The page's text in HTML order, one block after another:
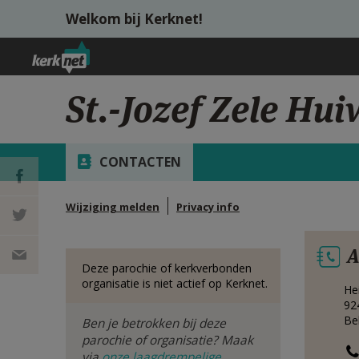
Overslaan en naar de inhoud gaan
Welkom bij Kerknet!
St.-Jozef Zele
CONTACTEN
Wijziging melden Privacy info
DEEL OP
FACEBOOK
DEEL OP
Deze parochie of kerkverbonden
organisatie is niet actief op Kerknet.
Ben je betrokken bij deze
parochie of organisatie? Maak